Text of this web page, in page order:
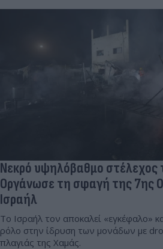
Νεκρό υψηλόβαθμο στέλεχος
Οργάνωσε τη σφαγή της 7ης
Ισραήλ
Το Ισραήλ τον αποκαλεί «εγκέφαλο»
ρόλο στην ίδρυση των μονάδων με
πλαγιάς της Χαμάς.